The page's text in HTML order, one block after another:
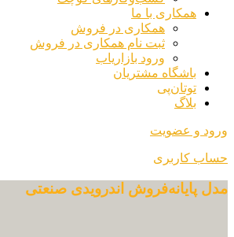
همکاری با ما
همکاری در فروش
ثبت نام همکاری در فروش
ورود بازاریاب
باشگاه مشتریان
توتان‌پی
بلاگ
ورود و عضویت
حساب کاربری
مدل پایانه‌فروش اندرویدی صنعتی